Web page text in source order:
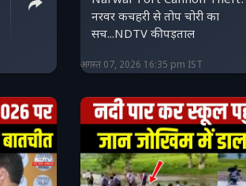
नरवर कचहरी से तोप चोरी का
सच...NDTV की पड़ताल
अगस्त 07, 2026 16:35 pm IST